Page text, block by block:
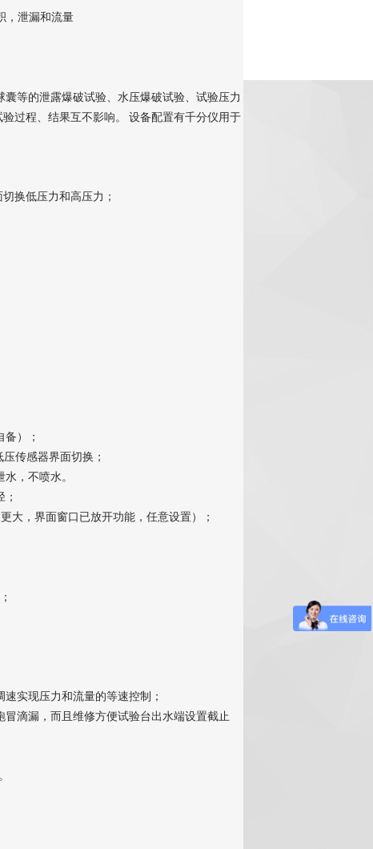
，泄漏和流量
等的泄露爆破试验、水压爆破试验、试验压力
过程、结果互不影响。
设备配置有千分仪用于
换低压力和高压力；
）；
传感器界面切换；
，不喷水。
大，界面窗口已放开功能，任意设置）；
实现压力和流量的等速控制 ；
冒滴漏，而且维修方便试验台出水端设置截止